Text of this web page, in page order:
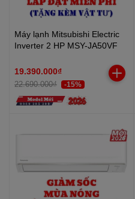
Máy lạnh Mitsubishi Electric
Inverter 2 HP MSY-JA50VF
19.390.000₫
22.690.000₫ -15%